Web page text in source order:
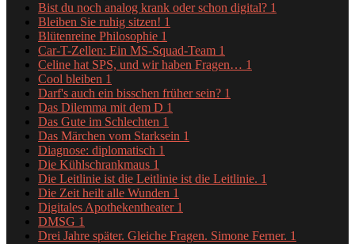
Bist du noch analog krank oder schon digital? 1
Bleiben Sie ruhig sitzen! 1
Blütenreine Philosophie 1
Car-T-Zellen: Ein MS-Squad-Team 1
Celine hat SPS, und wir haben Fragen… 1
Cool bleiben 1
Darf's auch ein bisschen früher sein? 1
Das Dilemma mit dem D 1
Das Gute im Schlechten 1
Das Märchen vom Starksein 1
Diagnose: diplomatisch 1
Die Kühlschrankmaus 1
Die Leitlinie ist die Leitlinie ist die Leitlinie. 1
Die Zeit heilt alle Wunden 1
Digitales Apothekentheater 1
DMSG 1
Drei Jahre später. Gleiche Fragen. Simone Ferner. 1